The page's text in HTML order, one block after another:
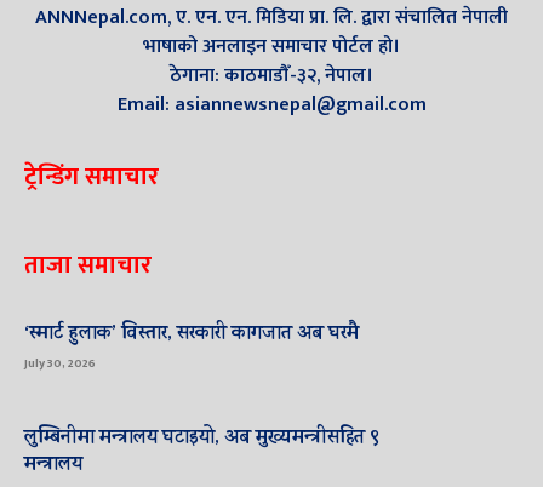
ANNNepal.com, ए. एन. एन. मिडिया प्रा. लि. द्वारा संचालित नेपाली
भाषाको अनलाइन समाचार पोर्टल हो।
ठेगाना: काठमाडौँ-३२, नेपाल।
Email: asiannewsnepal@gmail.com
ट्रेन्डिंग समाचार
ताजा समाचार
‘स्मार्ट हुलाक’ विस्तार, सरकारी कागजात अब घरमै
July 30, 2026
लुम्बिनीमा मन्त्रालय घटाइयो, अब मुख्यमन्त्रीसहित ९
मन्त्रालय